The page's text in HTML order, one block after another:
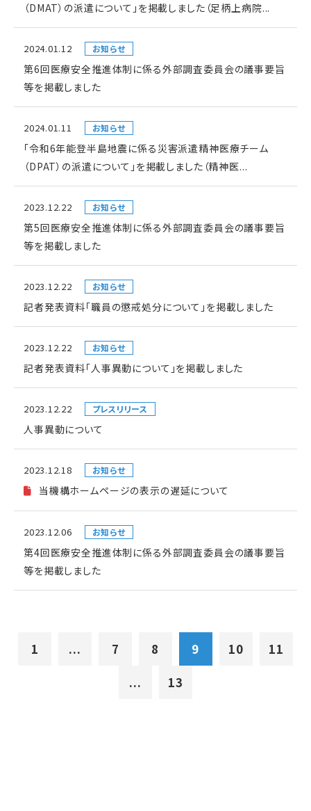
（DMAT）の派遣について」を掲載しました（足柄上病院...
2024.01.12 お知らせ
第6回医療安全推進体制に係る外部調査委員会の議事要旨
等を掲載しました
2024.01.11 お知らせ
「令和6年能登半島地震に係る災害派遣精神医療チーム
（DPAT）の派遣について」を掲載しました（精神医...
2023.12.22 お知らせ
第5回医療安全推進体制に係る外部調査委員会の議事要旨
等を掲載しました
2023.12.22 お知らせ
記者発表資料「職員の懲戒処分について」を掲載しました
2023.12.22 お知らせ
記者発表資料「人事異動について」を掲載しました
2023.12.22 プレスリリース
人事異動について
2023.12.18 お知らせ
当機構ホームページの表示の遅延について
2023.12.06 お知らせ
第4回医療安全推進体制に係る外部調査委員会の議事要旨
等を掲載しました
1 ... 7 8 9 10
11
...
13